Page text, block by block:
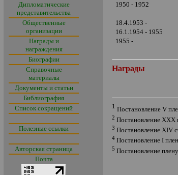
Дипломатические
представительства
Общественные
организации
Награды и
награждения
Биографии
Справочные
материалы
Документы и статьи
Библиография
Список сокращений
Полезные ссылки
Авторская страница
Почта
1950 - 1952
18.4.1953 -
16.1.1954 - 1955
1955 -
Награды
1 ПостановлениеV
2 Постановление XXX
3 Постановление XIV
4 ПостановлениеI
5 Постановление